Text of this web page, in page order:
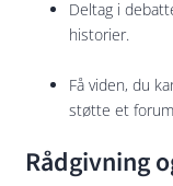
Deltag i
historier.
Få viden, du
støtte et
Rådgivning